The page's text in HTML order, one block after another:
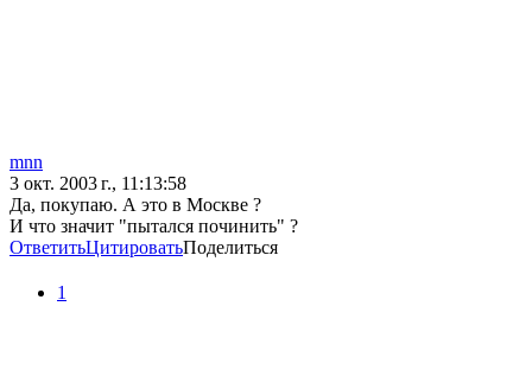
mnn
3 окт. 2003 г., 11:13:58
Да, покупаю. А это в Москве ?
И что значит "пытался починить" ?
ОтветитьЦитироватьПоделиться
1